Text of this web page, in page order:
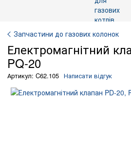
Запчастини до газових колонок
Електромагнітний
PQ-20
Артикул: C62.105 Написати відгук